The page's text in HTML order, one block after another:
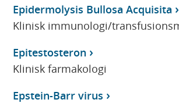
Epidermolysis Bullosa Acquisita
Klinisk immunologi/
Epitestosteron
Klinisk farmakologi
Epstein-Barr virus